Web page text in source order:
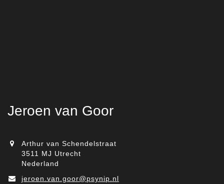
Jeroen van Goor
Arthur van Schendelstraat
3511 MJ Utrecht
Nederland
jeroen.van.goor@psynip.nl